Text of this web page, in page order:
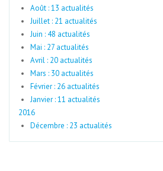
Août : 13 actualités
Juillet : 21 actualités
Juin : 48 actualités
Mai : 27 actualités
Avril : 20 actualités
Mars : 30 actualités
Février : 26 actualités
Janvier : 11 actualités
2016
Décembre : 23 actualités